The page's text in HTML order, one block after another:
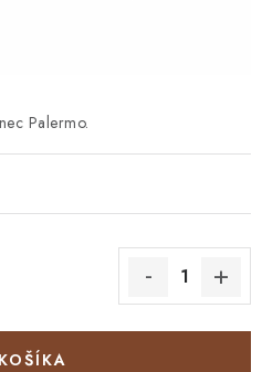
VZORKOVŇA
INŠPIRÁCIA
Palermo.